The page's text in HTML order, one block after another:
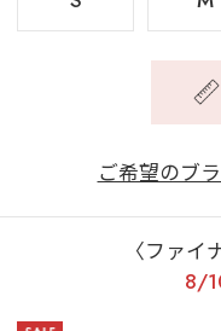
ご希望のブ
〈ファイ
8/